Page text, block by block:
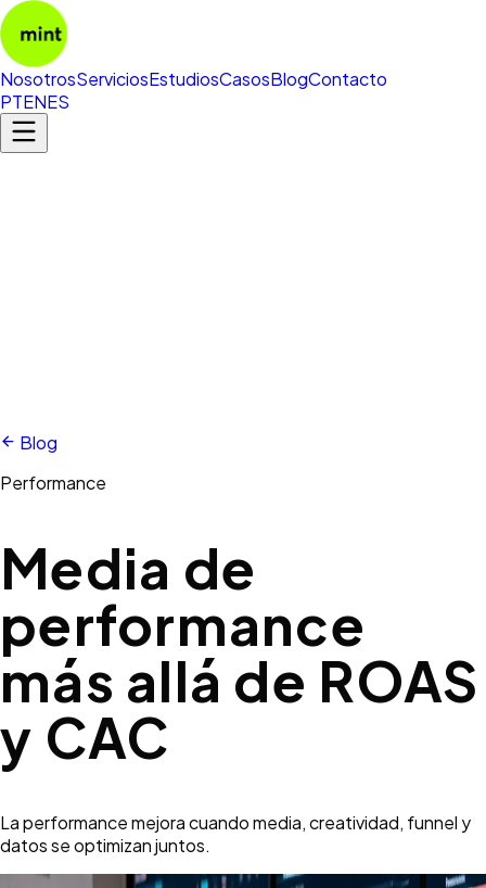
NosotrosServiciosEstudiosCasosBlogContacto
PTENES
Blog
Performance
Media de
performance
más allá de ROAS
y CAC
La performance mejora cuando media, creatividad, funnel y
datos se optimizan juntos.